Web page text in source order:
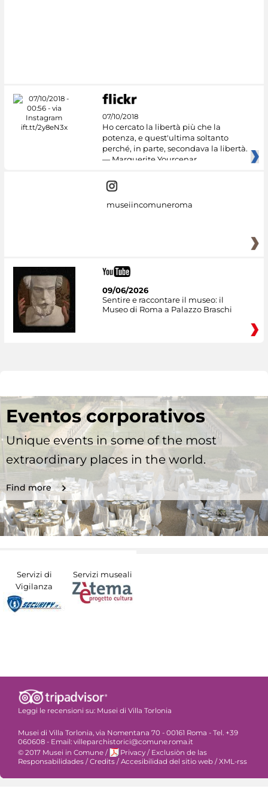
07/10/2018
Ho cercato la libertà più che la
potenza, e quest'ultima soltanto
perché, in parte, secondava la libertà.
— Marguerite Yourcenar
museiincomuneroma
09/06/2026
Sentire e raccontare il museo: il
Museo di Roma a Palazzo Braschi
Eventos corporativos
Unique events in some of the most
extraordinary places in the world.
Find more
Servizi di
Vigilanza
Servizi museali
Leggi le recensioni su: Musei di Villa Torlonia
Musei di Villa Torlonia, via Nomentana 70 - 00161 Roma - Tel. +39
060608 - Email: villeparchistorici@comune.roma.it
© 2017 Musei in Comune / Privacy / Exclusiòn de las
Responsabilidades / Credits / Accesibilidad del sitio web / XML-rss